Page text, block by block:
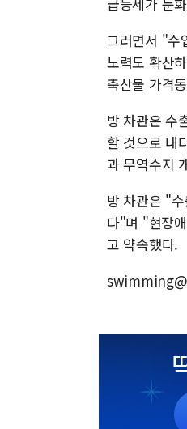
그러면서 "수
노력도 확산
축산물 가격
방 차관은 수
할 것으로 내
과 무역수지
방 차관은 "
다"며 "현장
고 약속했다.